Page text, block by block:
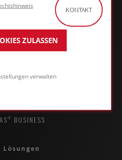
ZULASSEN
verwalten
KONTAKT
BUSINESS
Lösungen